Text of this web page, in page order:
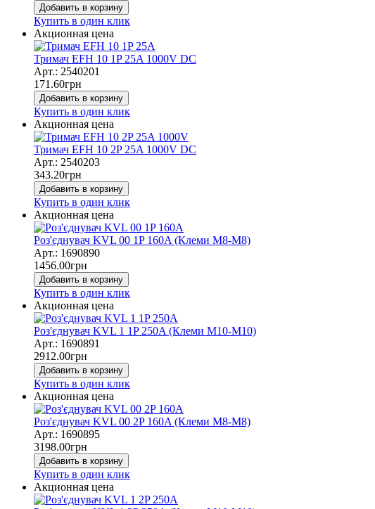
Добавить в корзину
Купить в один клик
Акционная цена
Тримач EFH 10 1P 25A 1000V DC
Арт.: 2540201
171.60грн
Добавить в корзину
Купить в один клик
Акционная цена
Тримач EFH 10 2P 25A 1000V DC
Арт.: 2540203
343.20грн
Добавить в корзину
Купить в один клик
Акционная цена
Роз'єднувач KVL 00 1P 160A (Клеми M8-M8)
Арт.: 1690890
1456.00грн
Добавить в корзину
Купить в один клик
Акционная цена
Роз'єднувач KVL 1 1P 250A (Клеми M10-M10)
Арт.: 1690891
2912.00грн
Добавить в корзину
Купить в один клик
Акционная цена
Роз'єднувач KVL 00 2P 160A (Клеми M8-M8)
Арт.: 1690895
3198.00грн
Добавить в корзину
Купить в один клик
Акционная цена